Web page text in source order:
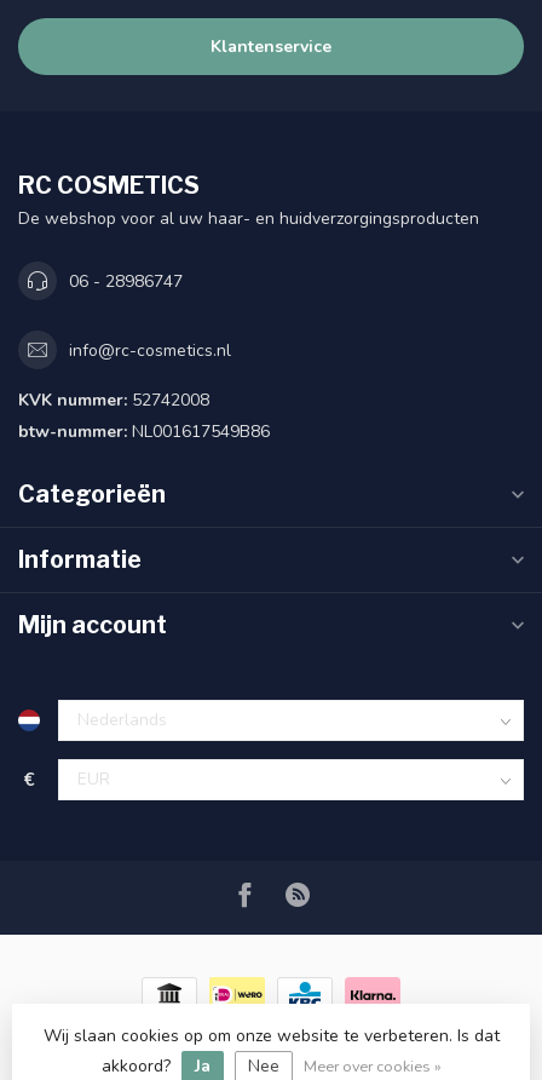
Klantenservice
RC COSMETICS
De webshop voor al uw haar- en huidverzorgingsproducten
06 - 28986747
info@rc-cosmetics.nl
KVK nummer: 52742008
btw-nummer: NL001617549B86
Categorieën
Informatie
Mijn account
€
© Copyright 2026 RC COSMETICS- Powered byLightspeed-
Lightspeed design
Dyvelopment
Wij slaan cookies op om onze website te verbeteren. Is dat
akkoord?
Ja Nee Meer over cookies »